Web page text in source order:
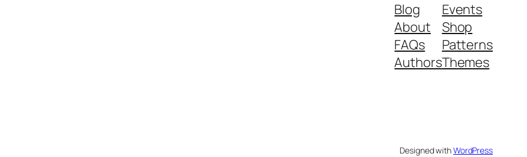
Blog
About
FAQs
Authors
Events
Shop
Patterns
Themes
Designed withWordPress